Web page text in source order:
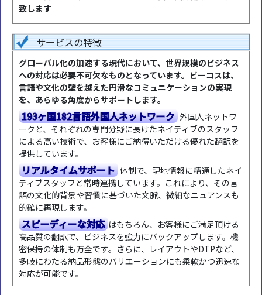
致します
サービスの特徴
グローバル化の加速する現代において、世界規模のビジネス
への対応は必要不可欠なものとなっています。ビーコスは、
言語や文化の壁を越えた円滑なコミュニケーションの実現
を、あらゆる角度からサポートします。
193ヶ国182言語外国人ネットワーク 外国人ネットワ
ークと、それぞれの専門分野に長けたネイティブのスタッフ
による高い技術で、お客様にご納得いただける優れた翻訳を
提供しています。
リアルタイムサポート 体制で、現地情報に精通したネイ
ティブスタッフと常時連携しています。これにより、その言
語の文化的背景や習慣に基づいた文脈、微細なニュアンスも
的確に再現します。
スピーディーな対応 はもちろん、お客様にご満足頂ける
高品質の翻訳で、ビジネスを強力にバックアップします。機
密保持の体制も万全です。さらに、レイアウトやDTPなど、
多岐にわたる納品形態のバリエーションにも柔軟かつ迅速な
対応が可能です。